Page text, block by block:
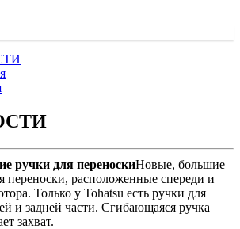
ручки для переноскиНовые, большие
переноски, расположенные спереди и
Только у Tohatsu есть ручки для
и задней части. Сгибающаяся ручка
захват.